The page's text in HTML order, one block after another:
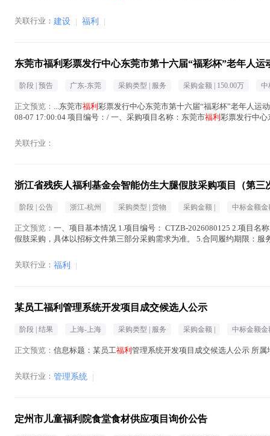
关联行业： 建设 | 福利 |
东莞市福利彩票发行中心东莞市第十六届“福彩杯”老年人
阶段 | 预告 广东-东莞 采购类型 | 服务 采购金额 | 150.00万 中
正文预览： ...东莞市福利 彩票发行中心东莞市第十六届“福彩杯”老年人运
08-07 17:00:04 项目编号：/ 一、采购项目名称：东莞市福利 彩票发行中心
关联行业：
浙江省残疾人福利基金会智能仿生大腿假肢采购项目（第三
阶段 | 公告 浙江-杭州 采购类型 | 货物 采购金额 | 中标金额金
正文预览： 一、项目基本情况 1.项目编号： CTZB-2026080125 2.项目名
假肢采购，具体以招标文件第三部分采购需求为准。 5.合同履约期限：
关联行业： 福利 |
某员工福利管理系统开发项目成交候选人公示
阶段 | 结果 上海-上海 采购类型 | 服务 采购金额 | 中标金额金
正文预览： 信息标题：某员工福利 管理系统开发项目成交候选人公示 所
关联行业： 管理系统 |
定州市儿童福利院食堂食材供应项目询价公告